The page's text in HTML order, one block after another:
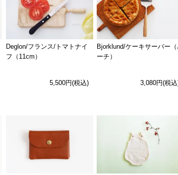
Deglon/フランス/トマトナイ
フ（11cm）
5,500円(税込)
Bjorklund/ケーキサーバー
ーチ）
3,080円(税